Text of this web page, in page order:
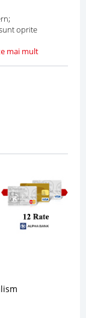
oprite
mai mult